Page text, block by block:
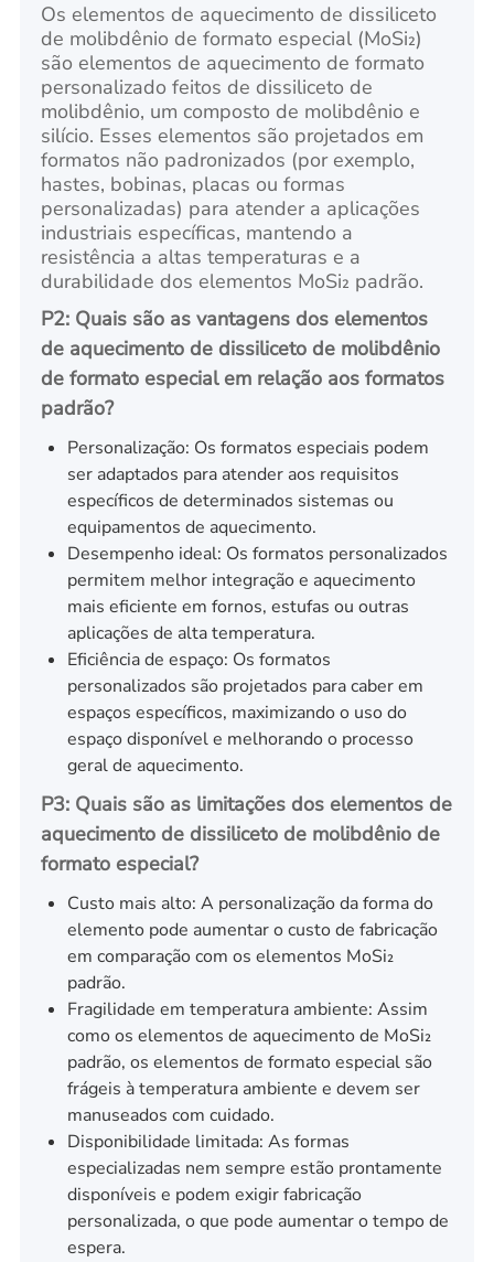
Os elementos de aquecimento de dissiliceto
de molibdênio de formato especial (MoSi₂)
são elementos de aquecimento de formato
personalizado feitos de dissiliceto de
molibdênio, um composto de molibdênio e
silício. Esses elementos são projetados em
formatos não padronizados (por exemplo,
hastes, bobinas, placas ou formas
personalizadas) para atender a aplicações
industriais específicas, mantendo a
resistência a altas temperaturas e a
durabilidade dos elementos MoSi₂ padrão.
P2: Quais são as vantagens dos elementos
de aquecimento de dissiliceto de molibdênio
de formato especial em relação aos formatos
padrão?
Personalização: Os formatos especiais podem
ser adaptados para atender aos requisitos
específicos de determinados sistemas ou
equipamentos de aquecimento.
Desempenho ideal: Os formatos personalizados
permitem melhor integração e aquecimento
mais eficiente em fornos, estufas ou outras
aplicações de alta temperatura.
Eficiência de espaço: Os formatos
personalizados são projetados para caber em
espaços específicos, maximizando o uso do
espaço disponível e melhorando o processo
geral de aquecimento.
P3: Quais são as limitações dos elementos de
aquecimento de dissiliceto de molibdênio de
formato especial?
Custo mais alto: A personalização da forma do
elemento pode aumentar o custo de fabricação
em comparação com os elementos MoSi₂
padrão.
Fragilidade em temperatura ambiente: Assim
como os elementos de aquecimento de MoSi₂
padrão, os elementos de formato especial são
frágeis à temperatura ambiente e devem ser
manuseados com cuidado.
Disponibilidade limitada: As formas
especializadas nem sempre estão prontamente
disponíveis e podem exigir fabricação
personalizada, o que pode aumentar o tempo de
espera.